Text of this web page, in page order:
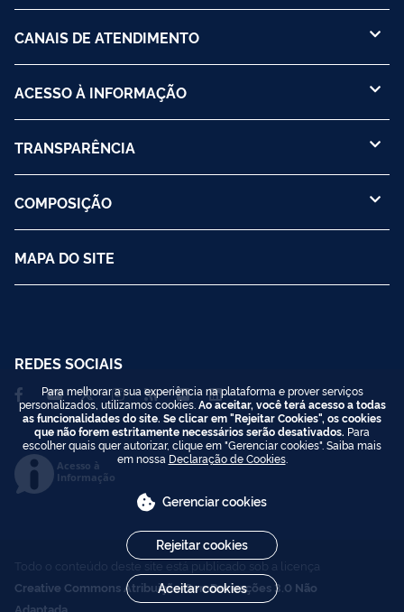
CANAIS DE ATENDIMENTO
ACESSO À INFORMAÇÃO
TRANSPARÊNCIA
COMPOSIÇÃO
MAPA DO SITE
REDES SOCIAIS
Acesso à
Informação
Todo o conteúdo deste site está publicado sob a licença
Creative Commons Atribuição-SemDerivações 3.0 Não
Adaptada
Para melhorar a sua experiência na plataforma e prover serviços
personalizados, utilizamos cookies. Ao aceitar, você terá acesso a todas
as funcionalidades do site. Se clicar em "Rejeitar Cookies", os cookies
que não forem estritamente necessários serão desativados. Para
escolher quais quer autorizar, clique em "Gerenciar cookies". Saiba mais
em nossa Declaração de Cookies.
Gerenciar cookies
Rejeitar cookies
Aceitar cookies